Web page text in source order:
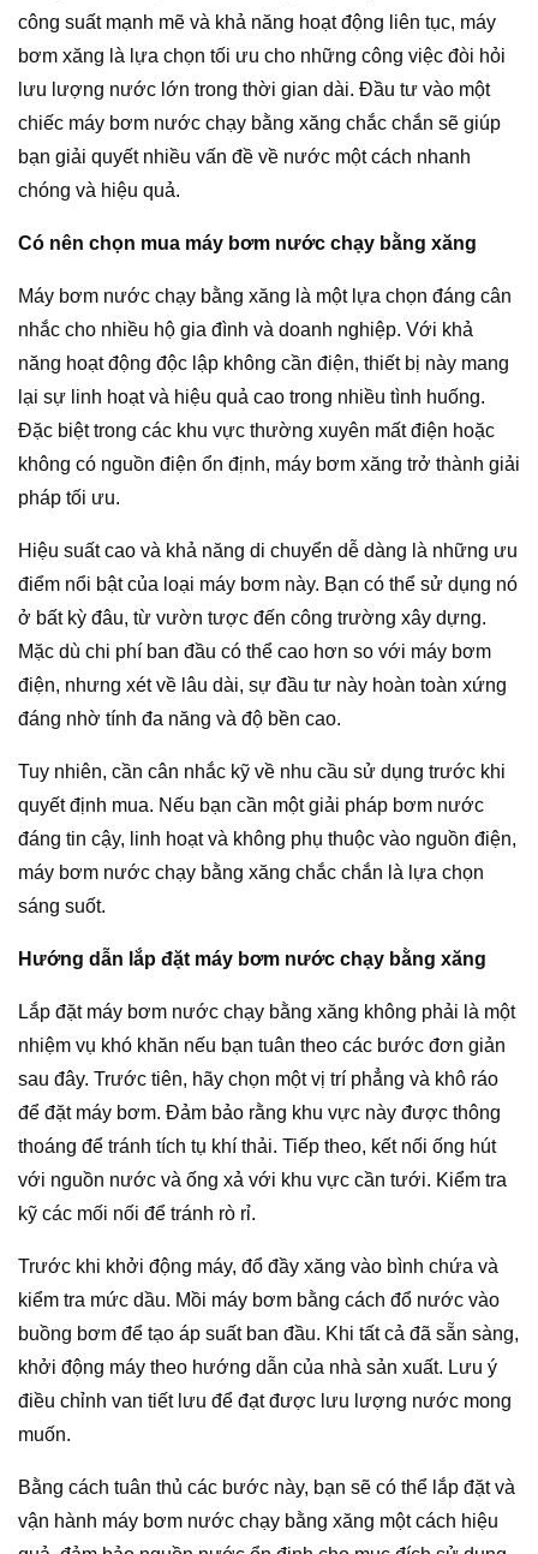
công suất mạnh mẽ và khả năng hoạt động liên tục, máy
bơm xăng là lựa chọn tối ưu cho những công việc đòi hỏi
lưu lượng nước lớn trong thời gian dài. Đầu tư vào một
chiếc máy bơm nước chạy bằng xăng chắc chắn sẽ giúp
bạn giải quyết nhiều vấn đề về nước một cách nhanh
chóng và hiệu quả.
Có nên chọn mua máy bơm nước chạy bằng xăng
Máy bơm nước chạy bằng xăng là một lựa chọn đáng cân
nhắc cho nhiều hộ gia đình và doanh nghiệp. Với khả
năng hoạt động độc lập không cần điện, thiết bị này mang
lại sự linh hoạt và hiệu quả cao trong nhiều tình huống.
Đặc biệt trong các khu vực thường xuyên mất điện hoặc
không có nguồn điện ổn định, máy bơm xăng trở thành giải
pháp tối ưu.
Hiệu suất cao và khả năng di chuyển dễ dàng là những ưu
điểm nổi bật của loại máy bơm này. Bạn có thể sử dụng nó
ở bất kỳ đâu, từ vườn tược đến công trường xây dựng.
Mặc dù chi phí ban đầu có thể cao hơn so với máy bơm
điện, nhưng xét về lâu dài, sự đầu tư này hoàn toàn xứng
đáng nhờ tính đa năng và độ bền cao.
Tuy nhiên, cần cân nhắc kỹ về nhu cầu sử dụng trước khi
quyết định mua. Nếu bạn cần một giải pháp bơm nước
đáng tin cậy, linh hoạt và không phụ thuộc vào nguồn điện,
máy bơm nước chạy bằng xăng chắc chắn là lựa chọn
sáng suốt.
Hướng dẫn lắp đặt máy bơm nước chạy bằng xăng
Lắp đặt máy bơm nước chạy bằng xăng không phải là một
nhiệm vụ khó khăn nếu bạn tuân theo các bước đơn giản
sau đây. Trước tiên, hãy chọn một vị trí phẳng và khô ráo
để đặt máy bơm. Đảm bảo rằng khu vực này được thông
thoáng để tránh tích tụ khí thải. Tiếp theo, kết nối ống hút
với nguồn nước và ống xả với khu vực cần tưới. Kiểm tra
kỹ các mối nối để tránh rò rỉ.
Trước khi khởi động máy, đổ đầy xăng vào bình chứa và
kiểm tra mức dầu. Mồi máy bơm bằng cách đổ nước vào
buồng bơm để tạo áp suất ban đầu. Khi tất cả đã sẵn sàng,
khởi động máy theo hướng dẫn của nhà sản xuất. Lưu ý
điều chỉnh van tiết lưu để đạt được lưu lượng nước mong
muốn.
Bằng cách tuân thủ các bước này, bạn sẽ có thể lắp đặt và
vận hành máy bơm nước chạy bằng xăng một cách hiệu